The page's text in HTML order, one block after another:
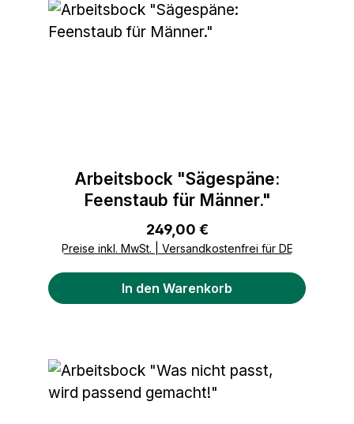
Arbeitsbock "Sägespäne:
Feenstaub für Männer."
Regulärer Preis:
249,00 €
Preise inkl. MwSt. | Versandkostenfrei für DE
In den Warenkorb